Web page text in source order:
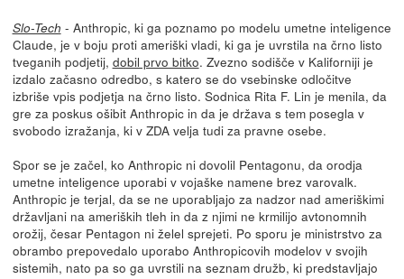
Slo-Tech - Anthropic, ki ga poznamo po modelu umetne inteligence
Claude, je v boju proti ameriški vladi, ki ga je uvrstila na črno listo
tveganih podjetij, dobil prvo bitko. Zvezno sodišče v Kaliforniji je
izdalo začasno odredbo, s katero se do vsebinske odločitve
izbriše vpis podjetja na črno listo. Sodnica Rita F. Lin je menila, da
gre za poskus ošibit Anthropic in da je država s tem posegla v
svobodo izražanja, ki v ZDA velja tudi za pravne osebe.
Spor se je začel, ko Anthropic ni dovolil Pentagonu, da orodja
umetne inteligence uporabi v vojaške namene brez varovalk.
Anthropic je terjal, da se ne uporabljajo za nadzor nad ameriškimi
državljani na ameriških tleh in da z njimi ne krmilijo avtonomnih
orožij, česar Pentagon ni želel sprejeti. Po sporu je ministrstvo za
obrambo prepovedalo uporabo Anthropicovih modelov v svojih
sistemih, nato pa so ga uvrstili na seznam družb, ki predstavljajo